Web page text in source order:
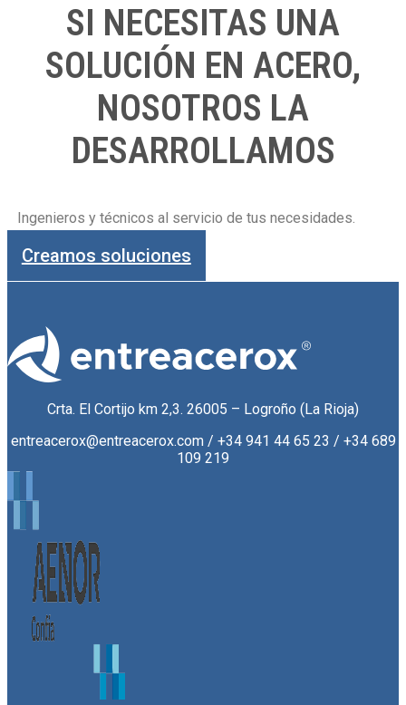
SI NECESITAS UNA
SOLUCIÓN EN ACERO,
NOSOTROS LA
DESARROLLAMOS
Ingenieros y técnicos al servicio de tus necesidades.
Creamos soluciones
Crta. El Cortijo km 2,3. 26005 – Logroño (La Rioja)
entreacerox@entreacerox.com / +34 941 44 65 23 / +34 689
109 219